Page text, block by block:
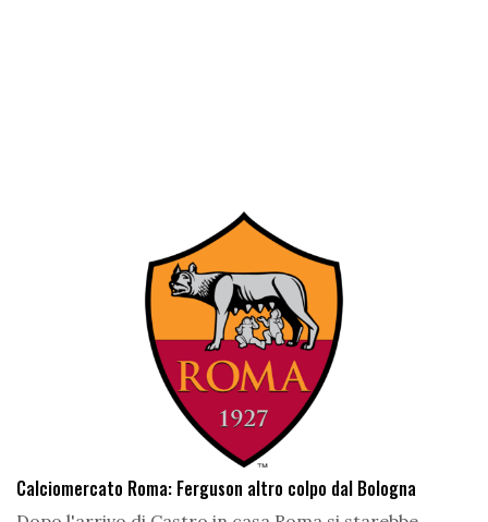
Calciomercato Roma: Ferguson altro colpo dal Bologna